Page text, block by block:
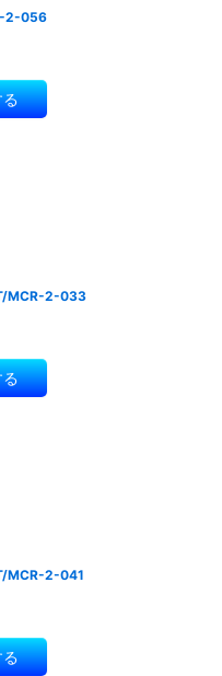
2-056
る
MCR-2-033
る
MCR-2-041
る